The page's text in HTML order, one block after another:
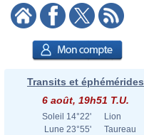
Transits et éphémérides
6 août, 19h51 T.U.
Soleil 14°22'
Lion
Lune 23°55'
Taureau